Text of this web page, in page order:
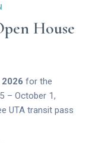
House
for the
– October 1,
UTA transit pass